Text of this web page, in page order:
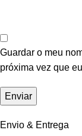
Guardar o meu
próxima vez que
Envio & Entrega